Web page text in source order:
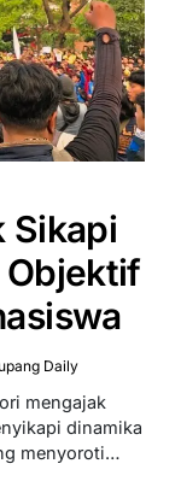
Sikapi
Objektif
Daily
mengajak
dinamika
menyoroti…